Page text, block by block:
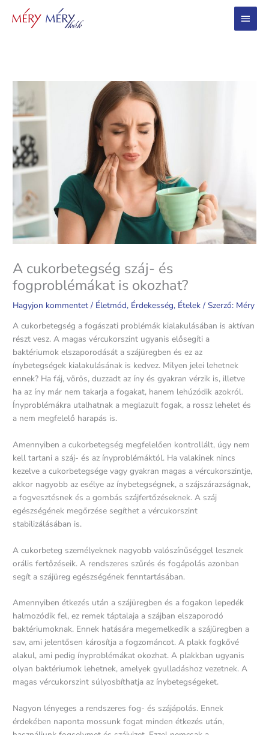
Main
Menu
A cukorbetegség száj- és
fogproblémákat is okozhat?
Hagyjon kommentet / Életmód, Érdekesség, Ételek/ Szerző: Méry
A cukorbetegség a fogászati problémák kialakulásában is aktívan
részt vesz. A magas vércukorszint ugyanis elősegíti a
baktériumok elszaporodását a szájüregben és ez az
ínybetegségek kialakulásának is kedvez. Milyen jelei lehetnek
ennek? Ha fáj, vörös, duzzadt az íny és gyakran vérzik is, illetve
ha az íny már nem takarja a fogakat, hanem lehúzódik azokról.
Ínyproblémákra utalhatnak a meglazult fogak, a rossz lehelet és
a nem megfelelő harapás is.
Amennyiben a cukorbetegség megfelelően kontrollált, úgy nem
kell tartani a száj- és az ínyproblémáktól. Ha valakinek nincs
kezelve a cukorbetegsége vagy gyakran magas a vércukorszintje,
akkor nagyobb az esélye az ínybetegségnek, a szájszárazságnak,
a fogvesztésnek és a gombás szájfertőzéseknek. A száj
egészségének megőrzése segíthet a vércukorszint
stabilizálásában is.
A cukorbeteg személyeknek nagyobb valószínűséggel lesznek
orális fertőzéseik. A rendszeres szűrés és fogápolás azonban
segít a szájüreg egészségének fenntartásában.
Amennyiben étkezés után a szájüregben és a fogakon lepedék
halmozódik fel, ez remek táptalaja a szájban elszaporodó
baktériumoknak. Ennek hatására megemelkedik a szájüregben a
sav, ami jelentősen károsítja a fogzománcot. A plakk fogkővé
alakul, ami pedig ínyproblémákat okozhat. A plakkban ugyanis
olyan baktériumok lehetnek, amelyek gyulladáshoz vezetnek. A
magas vércukorszint súlyosbíthatja az ínybetegségeket.
Nagyon lényeges a rendszeres fog- és szájápolás. Ennek
érdekében naponta mossunk fogat minden étkezés után,